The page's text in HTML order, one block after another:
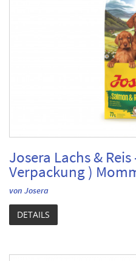
Josera Lachs &
Verpackung )
von Josera
DETAILS